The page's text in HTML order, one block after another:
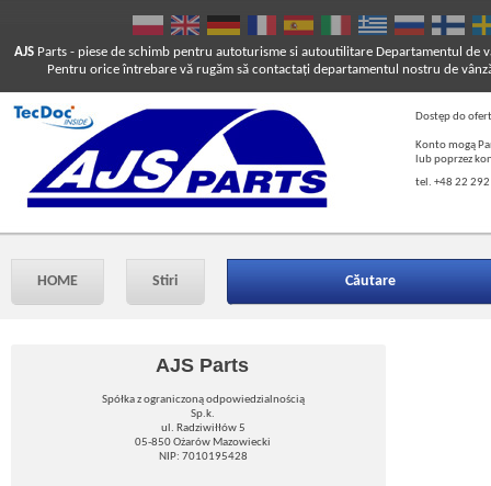
AJS Parts - piese de schimb pentru autoturisme si autoutilitare
Pentru orice întrebare vă rugăm să contactaţi departamentul nostru de
Departamentul de
Dostęp do
Konto mogą
lub poprzez
tel. +48 22
HOME Stiri Căutare
AJS Parts
Spółka z ograniczoną odpowiedzialnością
Sp.k.
ul. Radziwiłłów 5
05-850 Ożarów Mazowiecki
NIP: 7010195428